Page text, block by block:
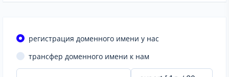
регистрация доменного имени у нас
трансфер доменного имени к нам